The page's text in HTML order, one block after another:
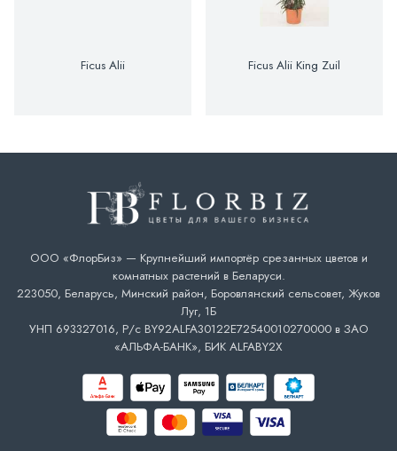
Ficus Alii Ficus Alii King Zuil
ООО «ФлорБиз» — Крупнейший импортёр срезанных цветов и
комнатных растений в Беларуси.
223050, Беларусь, Минский район, Боровлянский сельсовет, Жуков
Луг, 1Б
УНП 693327016, Р/с BY92ALFA30122E72540010270000 в ЗАО
«АЛЬФА-БАНК», БИК ALFABY2X